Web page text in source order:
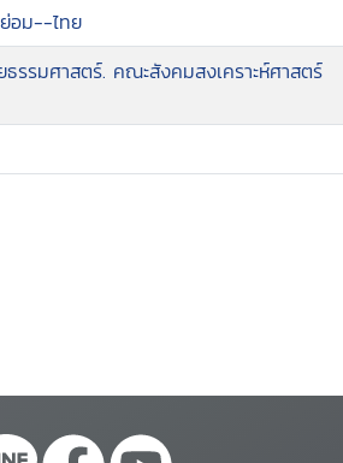
อม--ไทย
ธรรมศาสตร์. คณะสังคมสงเคราะห์ศาสตร์